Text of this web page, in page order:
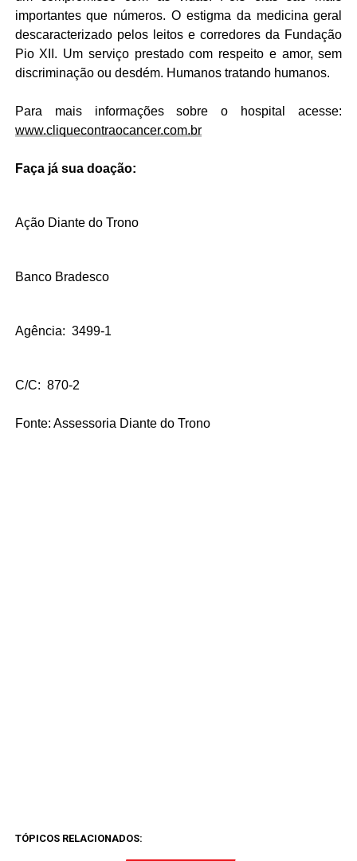
importantes que números. O estigma da medicina geral
descaracterizado pelos leitos e corredores da Fundação
Pio XII. Um serviço prestado com respeito e amor, sem
discriminação ou desdém. Humanos tratando humanos.
Para mais informações sobre o hospital acesse:
www.cliquecontraocancer.com.br
Faça já sua doação:
Ação Diante do Trono
Banco Bradesco
Agência: 3499-1
C/C: 870-2
Fonte: Assessoria Diante do Trono
TÓPICOS RELACIONADOS: